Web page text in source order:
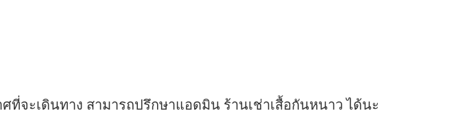
ที่จะเดินทาง สามารถปรึกษาแอดมิน ร้านเช่าเสื้อกันหนาว ได้นะ